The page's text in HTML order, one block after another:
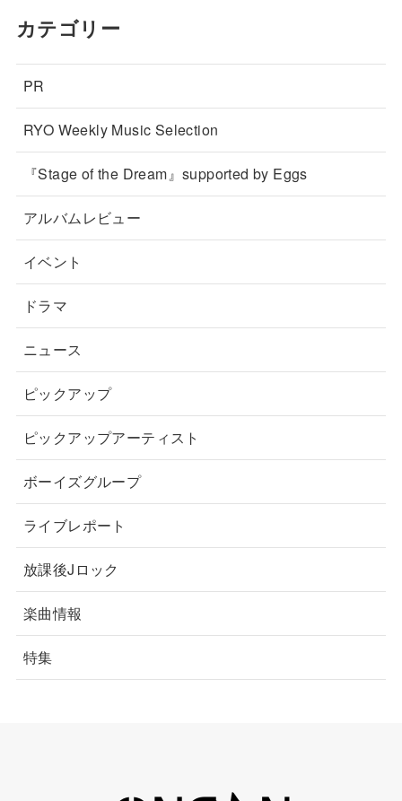
カテゴリー
PR
RYO Weekly Music Selection
『Stage of the Dream』supported by Eggs
アルバムレビュー
イベント
ドラマ
ニュース
ピックアップ
ピックアップアーティスト
ボーイズグループ
ライブレポート
放課後Jロック
楽曲情報
特集